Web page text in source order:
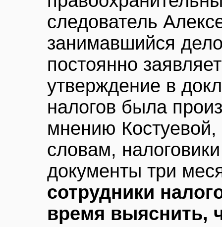
следователь
занимавшийся
постоянно
утверждение в
налогов была
мнению
словам,
документы три
сотрудники
время выяснить,